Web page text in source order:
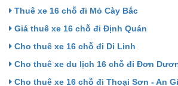
Thuê xe 16 chỗ đi Mỏ Cày Bắc
Giá thuê xe 16 chỗ đi Định Quán
Cho thuê xe 16 chỗ đi Di Linh
Cho thuê xe du lịch 16 chỗ đi Đơn
Cho thuê xe 16 chỗ đi Thoại Sơn - An